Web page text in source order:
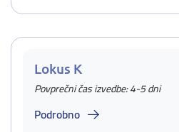
Lokus K
Povprečni čas izvedbe: 4-5 dni
Podrobno